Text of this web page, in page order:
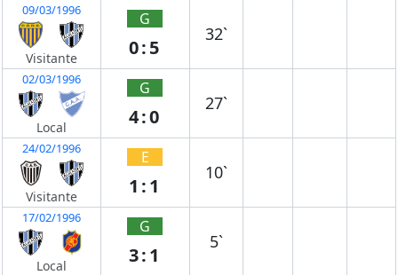
09/03/1996
Visitante
G
0:5
32`
02/03/1996
Local
G
4:0
27`
24/02/1996
Visitante
E
1:1
10`
17/02/1996
Local
G
3:1
5`